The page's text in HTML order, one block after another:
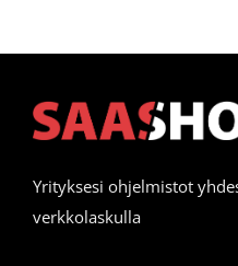
Yrityksesi ohjelmistot
verkkolaskulla